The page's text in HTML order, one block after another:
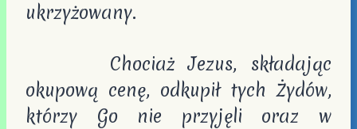
ukrzyżowany.
Chociaż Jezus, składając
okupową cenę, odkupił tych Żydów,
którzy Go nie przyjęli oraz w